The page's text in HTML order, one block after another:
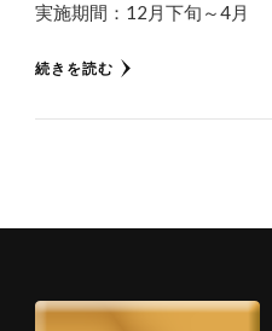
実施期間：12月下旬～4月
続きを読む